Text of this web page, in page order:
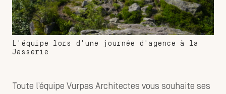
L'équipe lors d'une journée d'agence à la
Jasserie
Toute l’équipe Vurpas Architectes vous souhaite ses